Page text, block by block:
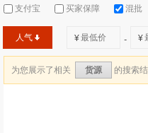
支付宝 买家保障 混批
人气 ¥ - ¥
为您展示了相关 货源 的搜索